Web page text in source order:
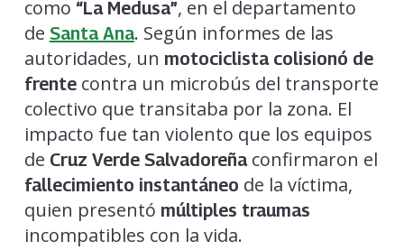
como “La Medusa”, en el departamento
de Santa Ana. Según informes de las
autoridades, un motociclista colisionó de
frentecontra un microbús del transporte
colectivo que transitaba por la zona. El
impacto fue tan violento que los equipos
de Cruz Verde Salvadoreñaconfirmaron el
fallecimiento instantáneo de la víctima,
quien presentó múltiples traumas
incompatibles con la vida.